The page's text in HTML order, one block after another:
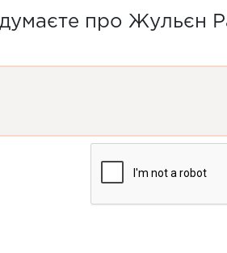
про Жульєн